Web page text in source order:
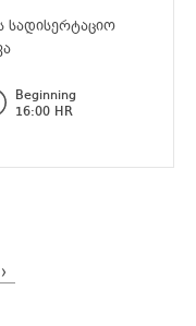
Beginning
16:00 HR
›